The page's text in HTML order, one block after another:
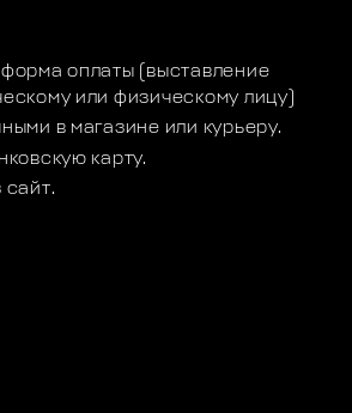
оплаты (выставление
или физическому лицу)
в магазине или курьеру.
карту.
сайт.